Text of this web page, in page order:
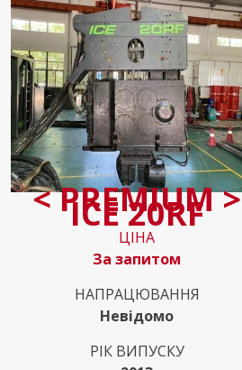
< PREMIUM >
ICE 20RF
ЦІНА
За запитом
НАПРАЦЮВАННЯ
Невідомо
РІК ВИПУСКУ